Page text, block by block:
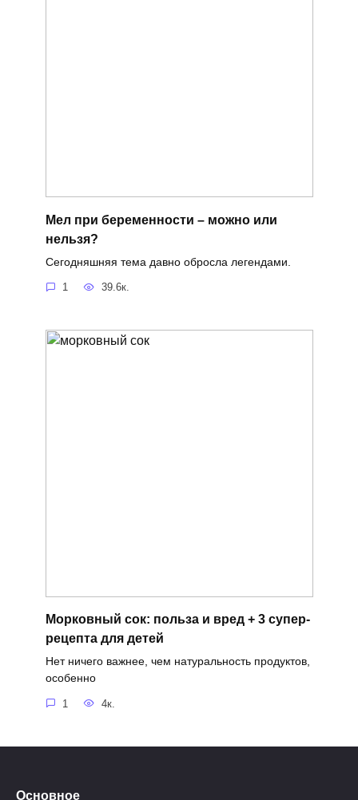
Мел при беременности – можно или
нельзя?
Сегодняшняя тема давно обросла легендами.
1 39.6к.
Морковный сок: польза и вред + 3 супер-
рецепта для детей
Нет ничего важнее, чем натуральность продуктов,
особенно
1 4к.
Основное